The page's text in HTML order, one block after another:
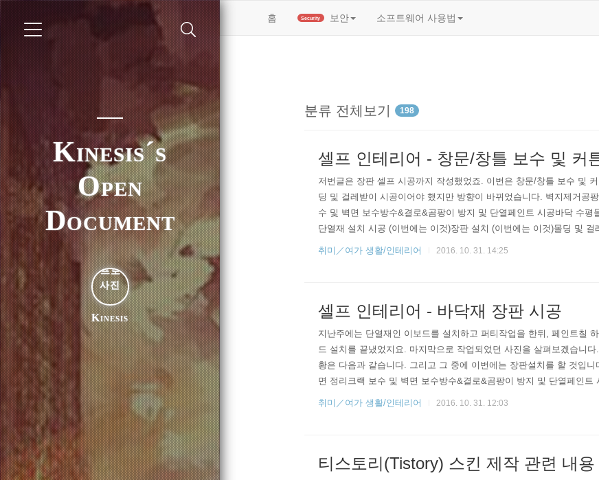
홈(current) Security
보안 소프트웨어 사용법
Kinesis´s
Open
Document
Kinesis
분류 전체보기 198
셀프 인테리어 - 창문/창틀 보수 및 커
저번글은 장판 셀프 시공까지 작성했었죠. 이번은 창문/창틀 보수 및
딩 및 걸레받이 시공이어야 했지만 방향이 바뀌었습니다. 벽지제거공
수 및 벽면 보수방수&결로&곰팡이 방지 및 단열페인트 시공바닥 수평
단열재 설치 시공 (이번에는 이것)장판 설치 (이번에는 이것)몰딩 및
수 및 커튼 설치"로 변경가구 설치 및 재배치 몰딩을 고려했던 이유는
취미／여가 생활/인테리어 2016. 10. 31. 14:25
셀프 인테리어 - 바닥재 장판 시공
지난주에는 단열재인 이보드를 설치하고 퍼티작업을 한뒤, 페인트칠
드 설치를 끝냈었지요. 마지막으로 작업되었던 사진을 살펴보겠습니
황은 다음과 같습니다. 그리고 그 중에 이번에는 장판설치를 할 것입
면 정리크랙 보수 및 벽면 보수방수&결로&곰팡이 방지 및 단열페인트
링 시공이보드 단열재 설치 시공 (이번에는 이것)장판 설치 (이번에는
취미／여가 생활/인테리어 2016. 10. 31. 12:03
티스토리(Tistory) 스킨 제작 관련 내용